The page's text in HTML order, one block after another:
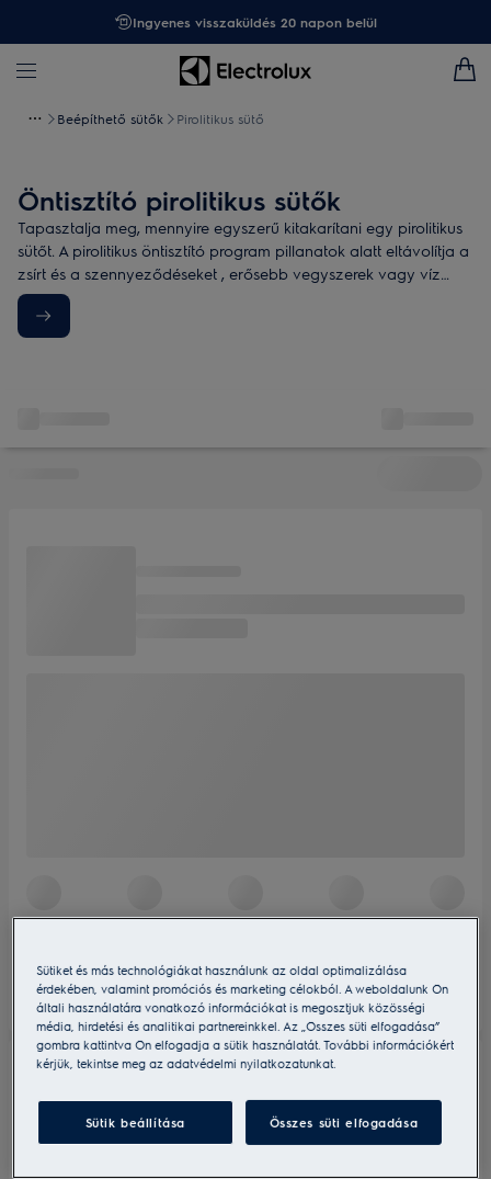
Ingyenes visszaküldés 20 napon belül
Beépíthető sütők Pirolitikus sütő
Öntisztító pirolitikus sütők
Tapasztalja meg, mennyire egyszerű kitakarítani egy pirolitikus
sütőt. A pirolitikus öntisztító program pillanatok alatt eltávolítja a
zsírt és a szennyeződéseket , erősebb vegyszerek vagy víz
használata nélkül.
Sütiket és más technológiákat használunk az oldal optimalizálása
érdekében, valamint promóciós és marketing célokból. A weboldalunk Ön
általi használatára vonatkozó információkat is megosztjuk közösségi
média, hirdetési és analitikai partnereinkkel. Az „Összes süti elfogadása”
gombra kattintva Ön elfogadja a sütik használatát. További információkért
kérjük, tekintse meg az adatvédelmi nyilatkozatunkat.
Sütik beállítása Összes süti elfogadása